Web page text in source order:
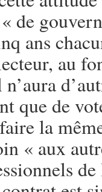
de
ans
au
que de
la
« aux